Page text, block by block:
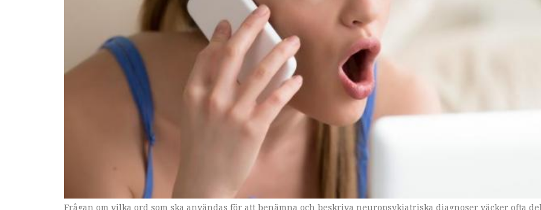
Frågan om vilka ord som ska användas för att benämna och beskriva neuropsykiatriska diagnoser väcker ofta